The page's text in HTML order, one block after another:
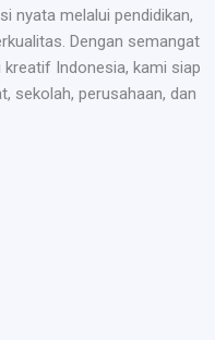
nyata melalui pendidikan,
Dengan semangat
Indonesia, kami siap
sekolah, perusahaan, dan